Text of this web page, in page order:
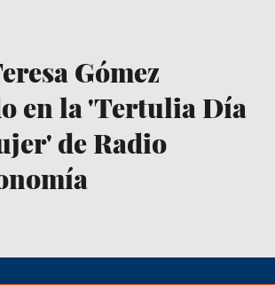
Gómez
en la 'Tertulia Día
de Radio